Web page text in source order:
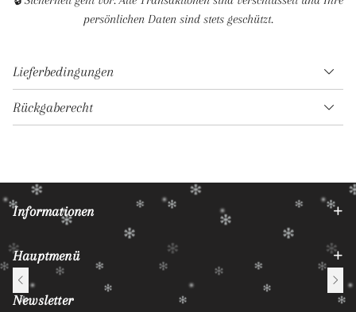
Lieferbedingungen
Rückgaberecht
Informationen
Hauptmenü
Newsletter